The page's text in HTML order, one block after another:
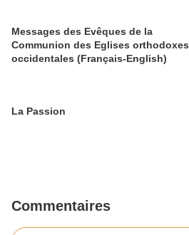
Messages des Evêques de la
Communion des Eglises orthodoxes
occidentales (Français-English)
La Passion
Commentaires